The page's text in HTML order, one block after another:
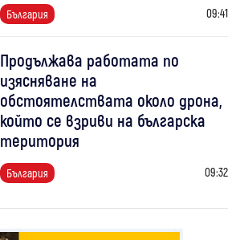
България 09:41
Продължава работата по
изясняване на
обстоятелствата около дрона,
който се взриви на българска
територия
България 09:32